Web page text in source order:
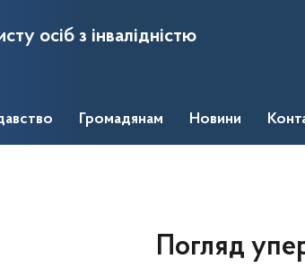
осіб з інвалідністю
Громадянам Новини
Погляд